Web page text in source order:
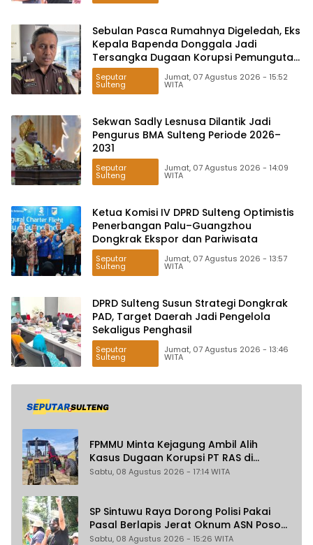
Sebulan Pasca Rumahnya Digeledah, Eks
Kepala Bapenda Donggala Jadi
Tersangka Dugaan Korupsi Pemungutan
Pajak Pertambangan
Seputar
Sulteng
Jumat, 07 Agustus 2026 - 15:52
WITA
Sekwan Sadly Lesnusa Dilantik Jadi
Pengurus BMA Sulteng Periode 2026–
2031
Seputar
Sulteng
Jumat, 07 Agustus 2026 - 14:09
WITA
Ketua Komisi IV DPRD Sulteng Optimistis
Penerbangan Palu–Guangzhou
Dongkrak Ekspor dan Pariwisata
Seputar
Sulteng
Jumat, 07 Agustus 2026 - 13:57
WITA
DPRD Sulteng Susun Strategi Dongkrak
PAD, Target Daerah Jadi Pengelola
Sekaligus Penghasil
Seputar
Sulteng
Jumat, 07 Agustus 2026 - 13:46
WITA
FPMMU Minta Kejagung Ambil Alih
Kasus Dugaan Korupsi PT RAS di
Morowali Utara
Sabtu, 08 Agustus 2026 - 17:14 WITA
SP Sintuwu Raya Dorong Polisi Pakai
Pasal Berlapis Jerat Oknum ASN Poso
Terlibat Dugaan Pelecehan Seksual
Sabtu, 08 Agustus 2026 - 15:26 WITA